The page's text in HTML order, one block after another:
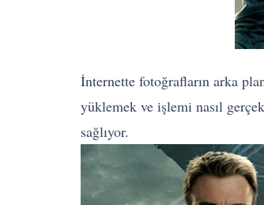
İnternette fotoğrafların arka
yüklemek ve işlemi nasıl
sağlıyor.